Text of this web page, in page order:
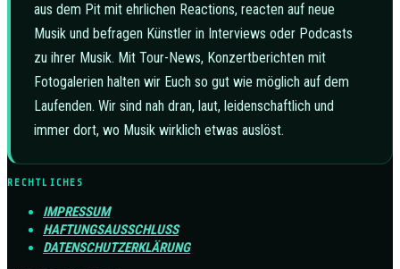
aus dem Pit mit ehrlichen Reactions, reacten auf neue
Musik und befragen Künstler in Interviews oder Podcasts
zu ihrer Musik. Mit Tour-News, Konzertberichten mit
Fotogalerien halten wir Euch so gut wie möglich auf dem
Laufenden. Wir sind nah dran, laut, leidenschaftlich und
immer dort, wo Musik wirklich etwas auslöst.
RECHTLICHES
IMPRESSUM
HAFTUNGSAUSSCHLUSS
DATENSCHUTZERKLÄRUNG